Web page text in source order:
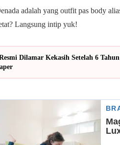
adalah yang outfit pas body
Langsung intip yuk!
Dilamar Kekasih Setelah 6